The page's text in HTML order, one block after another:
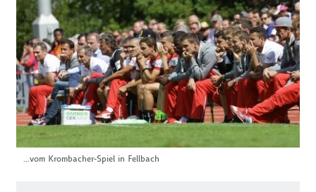
...vom Krombacher-Spiel in Fellbach